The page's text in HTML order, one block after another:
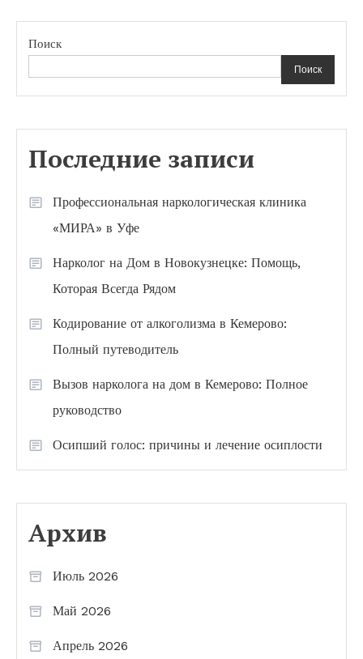
Поиск
Поиск
Последние записи
Профессиональная наркологическая клиника
«МИРА» в Уфе
Нарколог на Дом в Новокузнецке: Помощь,
Которая Всегда Рядом
Кодирование от алкоголизма в Кемерово:
Полный путеводитель
Вызов нарколога на дом в Кемерово: Полное
руководство
Осипший голос: причины и лечение осиплости
Архив
Июль 2026
Май 2026
Апрель 2026